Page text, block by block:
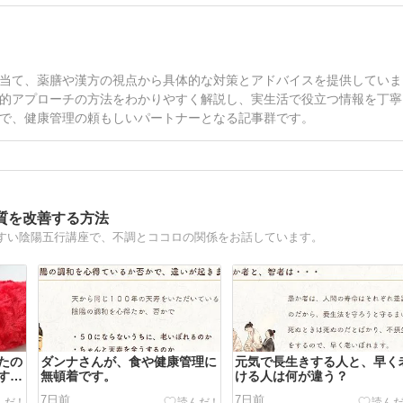
、薬膳や漢方の視点から具体的な対策とアドバイスを提供していま
アプローチの方法をわかりやすく解説し、実生活で役立つ情報を丁寧
健康管理の頼もしいパートナーとなる記事群です。
を改善する方法
陰陽五行講座で、不調とココロの関係をお話しています。
の
ダンナさんが、食や健康管理に
無頓着です。
7日前
元気で長生きする人と、早く
ける人は何が違う？
7日前